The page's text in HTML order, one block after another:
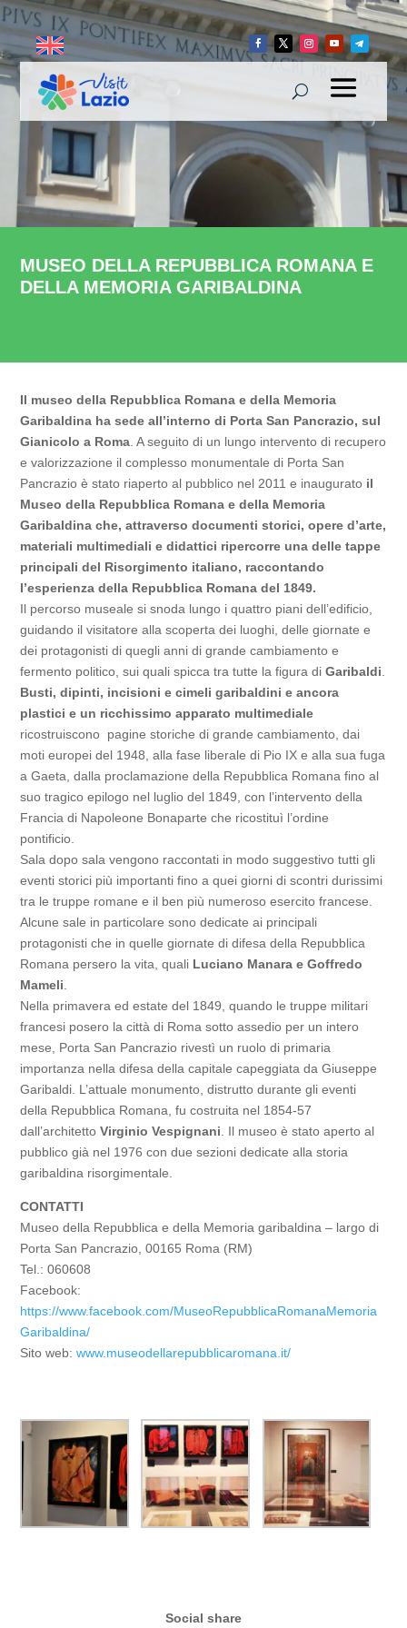
MUSEO DELLA REPUBBLICA ROMANA E
DELLA MEMORIA GARIBALDINA
Il museo della Repubblica Romana e della Memoria
Garibaldina ha sede all’interno di Porta San Pancrazio, sul
Gianicolo a Roma . A seguito di un lungo intervento di recupero
e valorizzazione il complesso monumentale di Porta San
Pancrazio è stato riaperto al pubblico nel 2011 e inaugurato il
Museo della Repubblica Romana e della Memoria
Garibaldina che, attraverso documenti storici, opere d’arte,
materiali multimediali e didattici ripercorre una delle tappe
principali del Risorgimento italiano, raccontando
l’esperienza della Repubblica Romana del 1849.
Il percorso museale si snoda lungo i quattro piani dell’edificio,
guidando il visitatore alla scoperta dei luoghi, delle giornate e
dei protagonisti di quegli anni di grande cambiamento e
fermento politico, sui quali spicca tra tutte la figura diGaribaldi
Busti, dipinti, incisioni e cimeli garibaldini e ancora
plastici e un ricchissimo apparato multimediale
ricostruiscono pagine storiche di grande cambiamento, dai
moti europei del 1948, alla fase liberale di Pio IX e alla sua fuga
a Gaeta, dalla proclamazione della Repubblica Romana fino al
suo tragico epilogo nel luglio del 1849, con l’intervento della
Francia di Napoleone Bonaparte che ricostituì l’ordine
pontificio.
Sala dopo sala vengono raccontati in modo suggestivo tutti gli
eventi storici più importanti fino a quei giorni di scontri durissimi
tra le truppe romane e il ben più numeroso esercito francese.
Alcune sale in particolare sono dedicate ai principali
protagonisti che in quelle giornate di difesa della Repubblica
Romana persero la vita, quali Luciano Manara e Goffredo
Mameli
Nella primavera ed estate del 1849, quando le truppe militari
francesi posero la città di Roma sotto assedio per un intero
mese, Porta San Pancrazio rivestì un ruolo di primaria
importanza nella difesa della capitale capeggiata da Giuseppe
Garibaldi. L’attuale monumento, distrutto durante gli eventi
della Repubblica Romana, fu costruita nel 1854-57
dall’architettoVirginio Vespignani . Il museo è stato aperto al
pubblico già nel 1976 con due sezioni dedicate alla storia
garibaldina risorgimentale.
CONTATTI
Museo della Repubblica e della Memoria garibaldina – largo di
Porta San Pancrazio, 00165 Roma (RM)
Tel.: 060608
Facebook:
https://www.facebook.com/MuseoRepubblicaRomanaMemoria
Garibaldina/
Sito web: www.museodellarepubblicaromana.it/
Social share